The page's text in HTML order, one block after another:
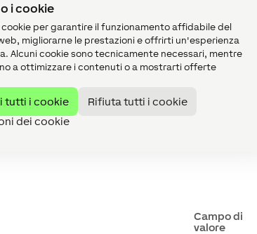
i cookie
cookie per garantire il funzionamento affidabile del
migliorarne le prestazioni e offrirti un'esperienza
Alcuni cookie sono tecnicamente necessari, mentre
a ottimizzare i contenuti o a mostrarti offerte
tutti i cookie
Rifiuta tutti i cookie
dei cookie
per
Campo di
valore